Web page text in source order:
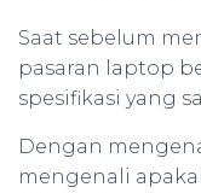
Saat sebelum
pasaran laptop
spesifikasi yang
Dengan
mengenali